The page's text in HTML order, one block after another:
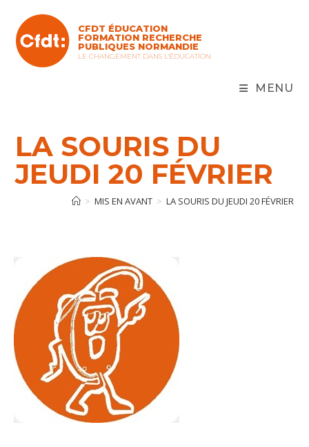
content
CFDT ÉDUCATION
FORMATION RECHERCHE
PUBLIQUES NORMANDIE
LE CHANGEMENT DANS L'ÉDUCATION
MENU
LA SOURIS DU
JEUDI 20 FÉVRIER
> MIS EN AVANT > LA SOURIS DU JEUDI 20 FÉVRIER